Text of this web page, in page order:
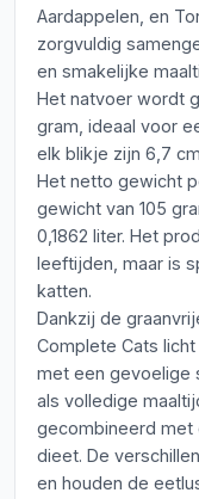
Aardappelen, en
zorgvuldig
en smakelijke
Het natvoer wordt
gram, ideaal voor
elk blikje zijn 6,7
Het netto gewicht
gewicht van 105
0,1862 liter. Het
leeftijden, maar is
katten.
Dankzij de
Complete Cats
met een gevoelige
als volledige
gecombineerd met
dieet. De
en houden de